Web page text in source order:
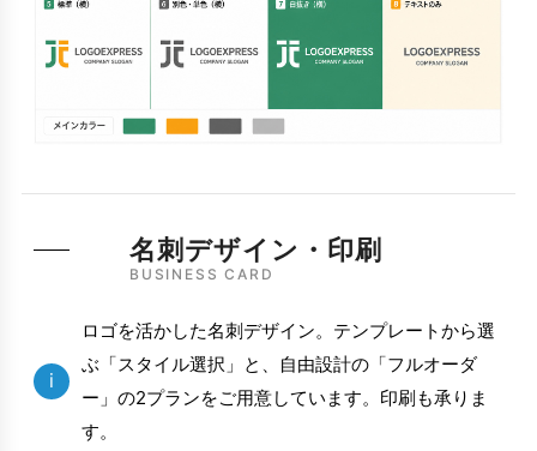
名刺デザイン・印刷
BUSINESS CARD
i
ロゴを活かした名刺デザイン。テンプレートから選
ぶ「スタイル選択」と、自由設計の「フルオーダ
ー」の2プランをご用意しています。印刷も承りま
す。